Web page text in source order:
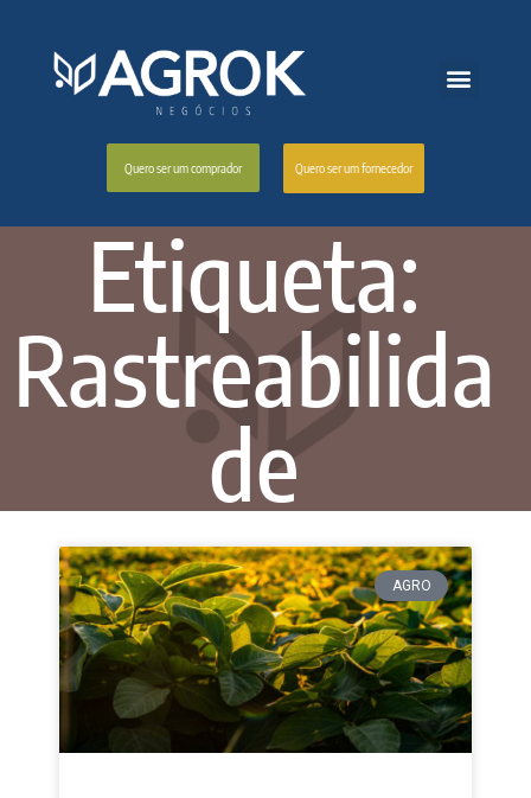
Quero ser um comprador Quero ser um fornecedor
Etiqueta:
Rastreabilida
de
AGRO